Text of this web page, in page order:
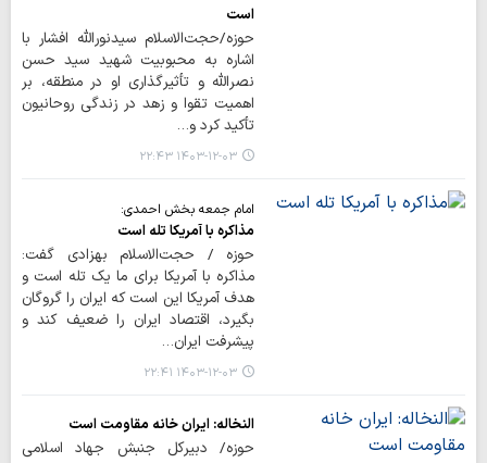
است
حوزه/حجت‌الاسلام سیدنورالله افشار با
اشاره به محبوبیت شهید سید حسن
نصرالله و تأثیرگذاری او در منطقه، بر
اهمیت تقوا و زهد در زندگی روحانیون
تأکید کرد و…
۱۴۰۳-۱۲-۰۳ ۲۲:۴۳
امام جمعه بخش احمدی:
مذاکره با آمریکا تله است
حوزه / حجت‌الاسلام بهزادی گفت:
مذاکره با آمریکا برای ما یک تله است و
هدف آمریکا این است که ایران را گروگان
بگیرد، اقتصاد ایران را ضعیف کند و
پیشرفت ایران…
۱۴۰۳-۱۲-۰۳ ۲۲:۴۱
النخاله: ایران خانه مقاومت است
حوزه/ دبیرکل جنبش جهاد اسلامی